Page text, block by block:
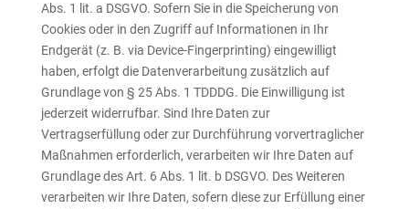
Abs. 1 lit. a DSGVO. Sofern Sie in die Speicherung von
Cookies oder in den Zugriff auf Informationen in Ihr
Endgerät (z. B. via Device-Fingerprinting) eingewilligt
haben, erfolgt die Datenverarbeitung zusätzlich auf
Grundlage von § 25 Abs. 1 TDDDG. Die Einwilligung ist
jederzeit widerrufbar. Sind Ihre Daten zur
Vertragserfüllung oder zur Durchführung vorvertraglicher
Maßnahmen erforderlich, verarbeiten wir Ihre Daten auf
Grundlage des Art. 6 Abs. 1 lit. b DSGVO. Des Weiteren
verarbeiten wir Ihre Daten, sofern diese zur Erfüllung einer